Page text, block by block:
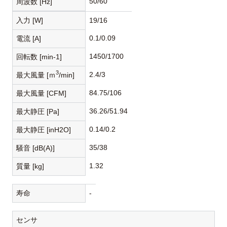
入力 [W] 19/16
電流 [A] 0.1/0.09
回転数 [min-1] 1450/1700
最大風量 [ｍ3/min] 2.4/3
最大風量 [CFM] 84.75/106
最大静圧 [Pa] 36.26/51.94
最大静圧 [inH2O] 0.14/0.2
騒音 [dB(A)] 35/38
質量 [kg] 1.32
寿命 -
センサ